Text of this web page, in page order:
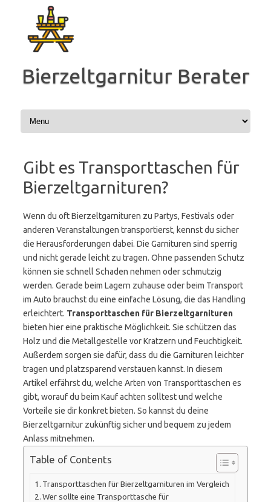
springen
Bierzeltgarnitur Berater
Gibt es Transporttaschen für
Bierzeltgarnituren?
Wenn du oft Bierzeltgarnituren zu Partys, Festivals oder
anderen Veranstaltungen transportierst, kennst du sicher
die Herausforderungen dabei. Die Garnituren sind sperrig
und nicht gerade leicht zu tragen. Ohne passenden Schutz
können sie schnell Schaden nehmen oder schmutzig
werden. Gerade beim Lagern zuhause oder beim Transport
im Auto brauchst du eine einfache Lösung, die das Handling
erleichtert. Transporttaschen für Bierzeltgarnituren
bieten hier eine praktische Möglichkeit. Sie schützen das
Holz und die Metallgestelle vor Kratzern und Feuchtigkeit.
Außerdem sorgen sie dafür, dass du die Garnituren leichter
tragen und platzsparend verstauen kannst. In diesem
Artikel erfährst du, welche Arten von Transporttaschen es
gibt, worauf du beim Kauf achten solltest und welche
Vorteile sie dir konkret bieten. So kannst du deine
Bierzeltgarnitur zukünftig sicher und bequem zu jedem
Anlass mitnehmen.
Table of Contents
Transporttaschen für Bierzeltgarnituren im Vergleich
Wer sollte eine Transporttasche für